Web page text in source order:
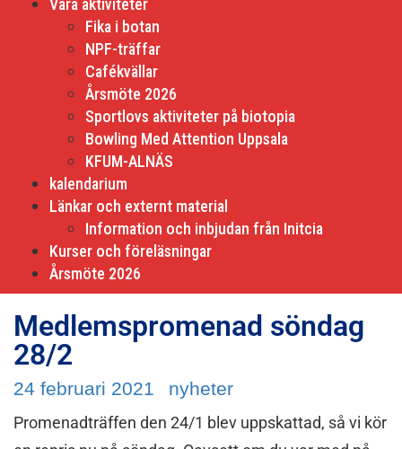
Våra aktiviteter
Fika i botan
NPF-träffar
Cafékvällar
Årsmöte 2026
Sportlovs aktiviteter på biotopia
Bowling Med Attention Uppsala
KFUM-ALNÄS
kalendarium
Länkar och externt material
Information och inbjudan från Initcia
Kurser och föreläsningar
Årsmöte 2026
Medlemspromenad söndag
28/2
24 februari 2021 nyheter
Promenadträffen den 24/1 blev uppskattad, så vi kör